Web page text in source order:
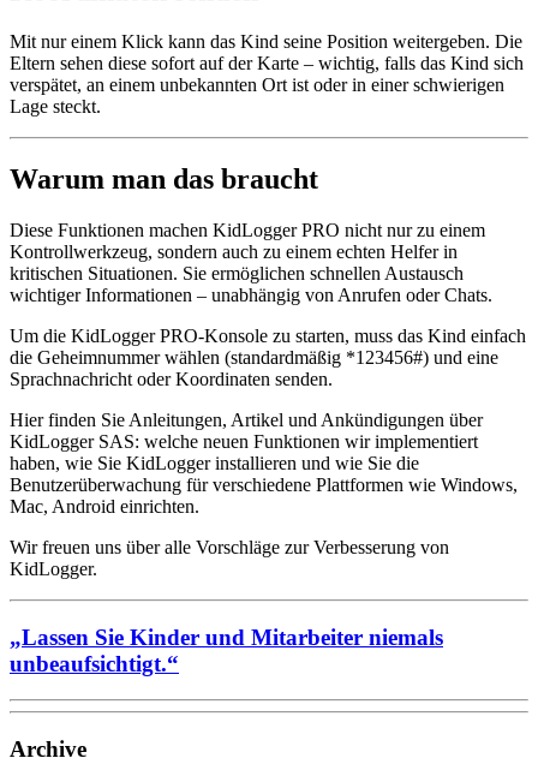
Mit nur einem Klick kann das Kind seine Position weitergeben. Die
Eltern sehen diese sofort auf der Karte – wichtig, falls das Kind sich
verspätet, an einem unbekannten Ort ist oder in einer schwierigen
Lage steckt.
Warum man das braucht
Diese Funktionen machen KidLogger PRO nicht nur zu einem
Kontrollwerkzeug, sondern auch zu einem echten Helfer in
kritischen Situationen. Sie ermöglichen schnellen Austausch
wichtiger Informationen – unabhängig von Anrufen oder Chats.
Um die KidLogger PRO-Konsole zu starten, muss das Kind einfach
die Geheimnummer wählen (standardmäßig *123456#) und eine
Sprachnachricht oder Koordinaten senden.
Hier finden Sie Anleitungen, Artikel und Ankündigungen über
KidLogger SAS: welche neuen Funktionen wir implementiert
haben, wie Sie KidLogger installieren und wie Sie die
Benutzerüberwachung für verschiedene Plattformen wie Windows,
Mac, Android einrichten.
Wir freuen uns über alle Vorschläge zur Verbesserung von
KidLogger.
„Lassen Sie Kinder und Mitarbeiter niemals
unbeaufsichtigt.“
Archive